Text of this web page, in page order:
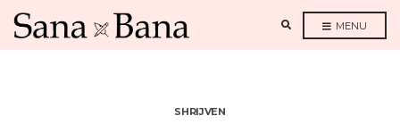
MENU
SHRIJVEN